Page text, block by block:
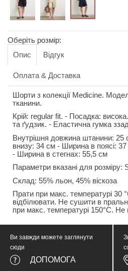
Оберіть розмір:
Опис Відгук
Оплата & Доставка
Шорти з колекції Medicine.
тканини.
Крій: regular fit. - Посадка:
та ґудзик. - Еластична гумка
Внутрішня довжина штанини:
внизу: 34 см - Ширина в поясі:
- Ширина в стегнах: 55,5 см
Параметри вказані для розміру:
Склад: 55% льон, 45% віскоза
Прати при макс. температурі 30
відбілювати. Не сушити в
при макс. температурі 150°C. Не
Ви завжди можете заглянути
сюди
ДОПОМОГА